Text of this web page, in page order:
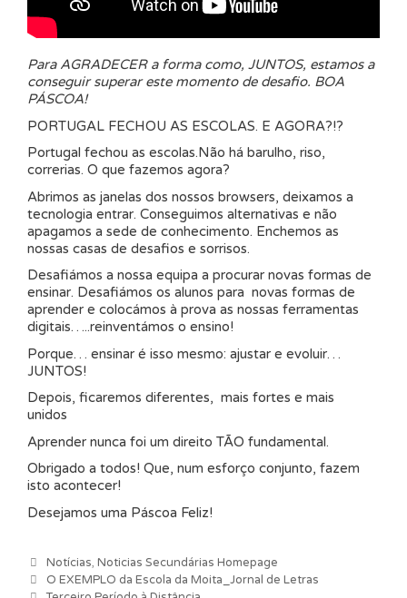
Para AGRADECER a forma como, JUNTOS, estamos a
conseguir superar este momento de desafio. BOA
PÁSCOA!
PORTUGAL FECHOU AS ESCOLAS. E AGORA?!?
Portugal fechou as escolas.Não há barulho, riso,
correrias. O que fazemos agora?
Abrimos as janelas dos nossos browsers, deixamos a
tecnologia entrar. Conseguimos alternativas e não
apagamos a sede de conhecimento. Enchemos as
nossas casas de desafios e sorrisos.
Desafiámos a nossa equipa a procurar novas formas de
ensinar. Desafiámos os alunos para novas formas de
aprender e colocámos à prova as nossas ferramentas
digitais…..reinventámos o ensino!
Porque… ensinar é isso mesmo: ajustar e evoluir…
JUNTOS!
Depois, ficaremos diferentes, mais fortes e mais
unidos
Aprender nunca foi um direito TÃO fundamental.
Obrigado a todos! Que, num esforço conjunto, fazem
isto acontecer!
Desejamos uma Páscoa Feliz!
Categorias
Notícias, Noticias Secundárias Homepage
Navegação de artigos
O EXEMPLO da Escola da Moita_Jornal de Letras